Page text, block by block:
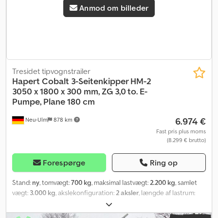
gummifjederaksel, individuel hjulophængning, påkørselsrampe,
tippelad, kraftigt, sammenfoldeligt støttehjul, positionslygter,
høje, med robuste, forsænkede låse.
Anmod om billeder
Neu-Ulm 878 km
Tresidet tipvognstrailer
Hapert Cobalt 3-Seitenkipper HM-2
3050 x 1800 x 300 mm, ZG 3,0 to. E-
Pumpe, Plane 180 cm
6.974 €
Fast pris plus moms
(8.299 € brutto)
Forespørge Ring op
Stand: ny, tomvægt:700 kg, maksimal lastvægt:2.200 kg, samlet
vægt: 3.000 kg, akslekonfiguration:2 aksler, længde af lastrum:
1.800 mm
lastepladsvolumen:1,7 m³, farve:grøn, bygningshøjde:2.570 mm,